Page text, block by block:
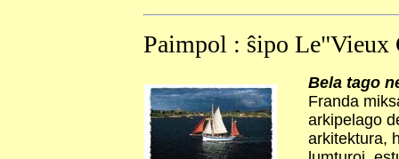
Paimpol : ŝipo Le"Vieux
Bela tago
Franda
arkipelago
arkitektura,